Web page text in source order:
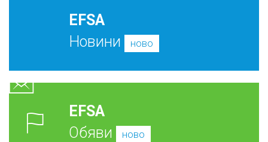
EFSA
Новини
ново
EFSA
Обяви
ново